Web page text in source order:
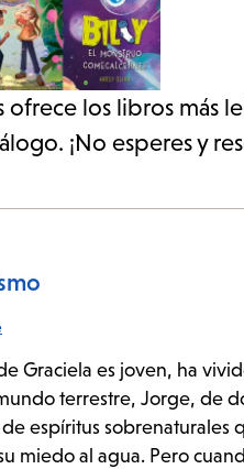
los libros más
¡No esperes y
Graciela es joven, ha
terrestre, Jorge, de
espíritus
miedo al agua. Pero